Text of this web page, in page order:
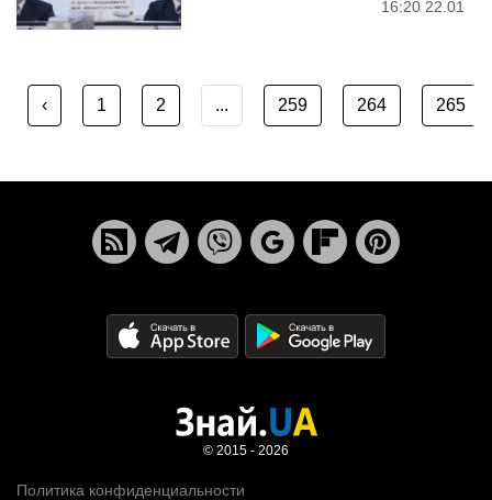
16:20 22.01
‹ 1 2 ... 259 264 265
Политика конфиденциальности
© 2015 - 2026